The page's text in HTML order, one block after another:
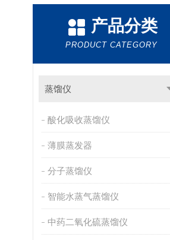
产品分类
PRODUCT CATEGORY
蒸馏仪
酸化吸收蒸馏仪
薄膜蒸发器
分子蒸馏仪
智能水蒸气蒸馏仪
中药二氧化硫蒸馏仪